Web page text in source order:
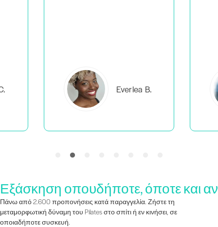
Everlea B.
Εξάσκηση οπουδήποτε, όποτε και αν
Πάνω από 2.600 προπονήσεις κατά παραγγελία. Ζήστε τη
μεταμορφωτική δύναμη του Pilates στο σπίτι ή εν κινήσει, σε
οποιαδήποτε συσκευή.